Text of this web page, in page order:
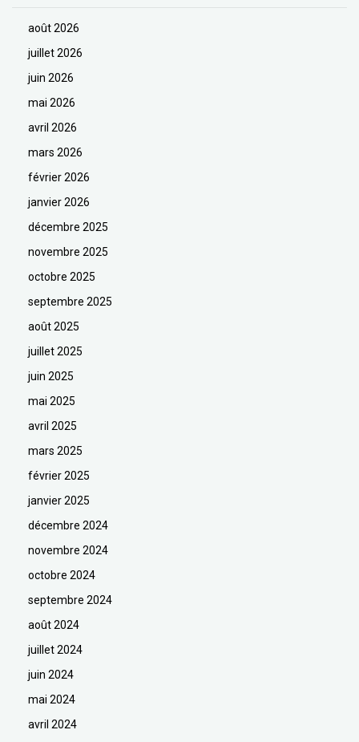
août 2026
juillet 2026
juin 2026
mai 2026
avril 2026
mars 2026
février 2026
janvier 2026
décembre 2025
novembre 2025
octobre 2025
septembre 2025
août 2025
juillet 2025
juin 2025
mai 2025
avril 2025
mars 2025
février 2025
janvier 2025
décembre 2024
novembre 2024
octobre 2024
septembre 2024
août 2024
juillet 2024
juin 2024
mai 2024
avril 2024